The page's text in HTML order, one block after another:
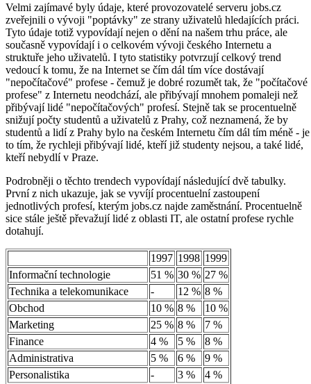
Velmi zajímavé byly údaje, které provozovatelé serveru jobs.cz
zveřejnili o vývoji "poptávky" ze strany uživatelů hledajících práci.
Tyto údaje totiž vypovídají nejen o dění na našem trhu práce, ale
současně vypovídají i o celkovém vývoji českého Internetu a
struktuře jeho uživatelů. I tyto statistiky potvrzují celkový trend
vedoucí k tomu, že na Internet se čím dál tím více dostávají
"nepočítačové" profese - čemuž je dobré rozumět tak, že "počítačové
profese" z Internetu neodchází, ale přibývají mnohem pomaleji než
přibývají lidé "nepočítačových" profesí. Stejně tak se procentuelně
snižují počty studentů a uživatelů z Prahy, což neznamená, že by
studentů a lidí z Prahy bylo na českém Internetu čím dál tím méně - je
to tím, že rychleji přibývají lidé, kteří již studenty nejsou, a také lidé,
kteří nebydlí v Praze.
Podrobněji o těchto trendech vypovídají následující dvě tabulky.
První z nich ukazuje, jak se vyvíjí procentuelní zastoupení
jednotlivých profesí, kterým jobs.cz najde zaměstnání. Procentuelně
sice stále ještě převažují lidé z oblasti IT, ale ostatní profese rychle
dotahují.
1997 1998 1999
Informační technologie
51 % 30 % 27 %
Technika a telekomunikace
- 12 % 8 %
Obchod
10 % 8 %
10 %
Marketing
25 % 8 %
7 %
Finance
4 % 5 %
8 %
Administrativa
5 % 6 %
9 %
Personalistika
- 3 %
4 %